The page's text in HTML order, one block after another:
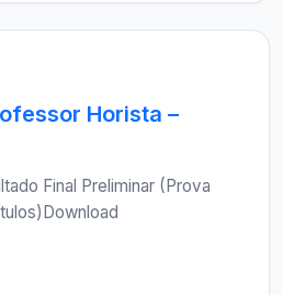
Horista –
Final Preliminar (Prova